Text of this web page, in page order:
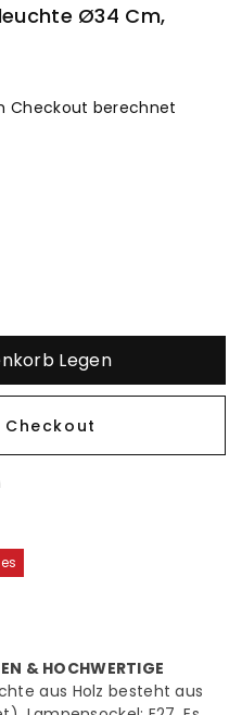
Ø34 Cm,
Checkout berechnet
Legen
& HOCHWERTIGE
aus Holz besteht aus